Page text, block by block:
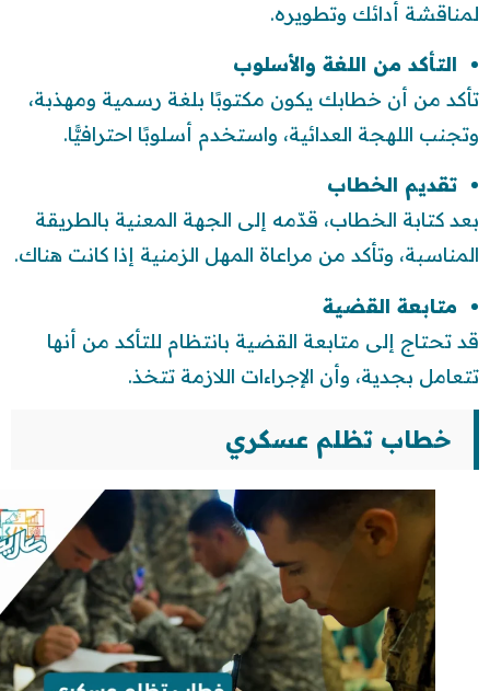
لمناقشة أدائك وتطويره.
التأكد من اللغة والأسلوب
تأكد من أن خطابك يكون مكتوبًا بلغة رسمية ومهذبة،
وتجنب اللهجة العدائية، واستخدم أسلوبًا احترافيًّا.
تقديم الخطاب
بعد كتابة الخطاب، قدّمه إلى الجهة المعنية بالطريقة
المناسبة، وتأكد من مراعاة المهل الزمنية إذا كانت هناك.
متابعة القضية
قد تحتاج إلى متابعة القضية بانتظام للتأكد من أنها
تتعامل بجدية، وأن الإجراءات اللازمة تتخذ.
خطاب تظلم عسكري